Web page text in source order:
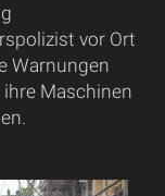
vor Ort
Warnungen
Maschinen